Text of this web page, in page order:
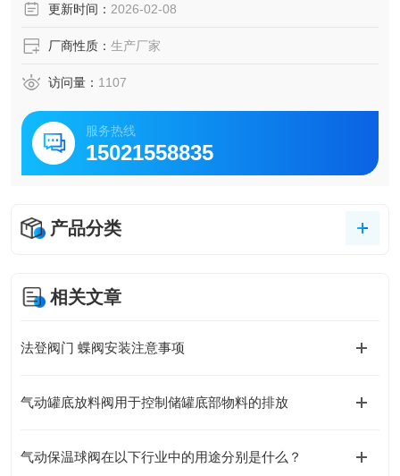
更新时间： 2026-02-08
厂商性质： 生产厂家
访问量： 1107
服务热线
15021558835
产品分类
相关文章
法登阀门 蝶阀安装注意事项
气动罐底放料阀用于控制储罐底部物料的排放
气动保温球阀在以下行业中的用途分别是什么？